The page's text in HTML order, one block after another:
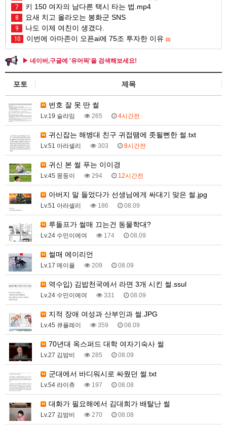
7 키 150 여자의 남다른 택시 타는 법.mp4
8 요새 치고 올라오는 봉화군 SNS
9 나도 이제 여친이 생겼다.
10 이번에 아마존이 오픈ai에 75조 투자한 이유 (1)
▶ 네이버,구글에 '유머픽'을 검색해보세요!
포토 제목
번호 잘 못 딴 썰
Lv.19 슬라임 265 4시간전
귀신잡는 해병대 친구 귀접땜에 좃될뻔한 썰.txt
Lv.51 아라셀리 303 8시간전
귀신 본 썰 푸는 이이경
Lv.45 몽둥이 294 12시간전
아버지 말 들었다가 선생님에게 싸대기 맞은 썰.jpg
Lv.51 아라셀리 186 08.09
루돌프가 썰매 끄는건 동물학대?
Lv.24 수민이에여 174 08.09
썰매 에이리언
Lv.17 메이플 209 08.09
역수입) 김밥천국에서 라면 3개 시킨 썰.ssul
Lv.24 수민이에여 331 08.09
지적 장애 여성과 산부인과 썰.JPG
Lv.45 큐플레이 359 08.09
70년대 옥스퍼드 대학 여자기숙사 썰
Lv.27 김밤비 285 08.09
군대에서 바디워시로 싸웠던 썰.txt
Lv.54 라이츄 197 08.08
대화가 필요해에서 김대희가 배탈난 썰
Lv.27 김밤비 270 08.08